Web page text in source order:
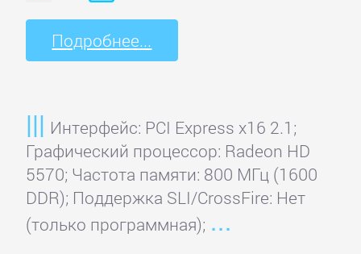
Подробнее...
Интерфейс: PCI Express x16 2.1;
Графический процессор: Radeon HD
5570; Частота памяти: 800 МГц (1600
DDR); Поддержка SLI/CrossFire: Нет
(только программная);